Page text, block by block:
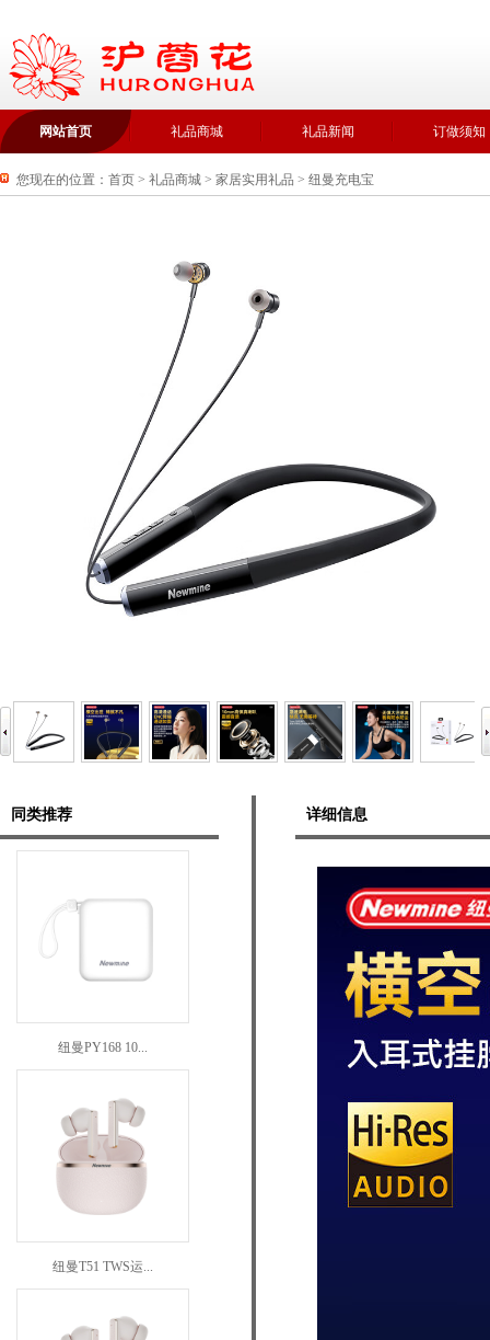
网站首页 礼品商城 礼品新闻 订做须知
您现在的位置： 首页 > 礼品商城 > 家居实用礼品 > 纽曼充电宝
同类推荐
纽曼PY168 10...
纽曼T51 TWS运...
详细信息